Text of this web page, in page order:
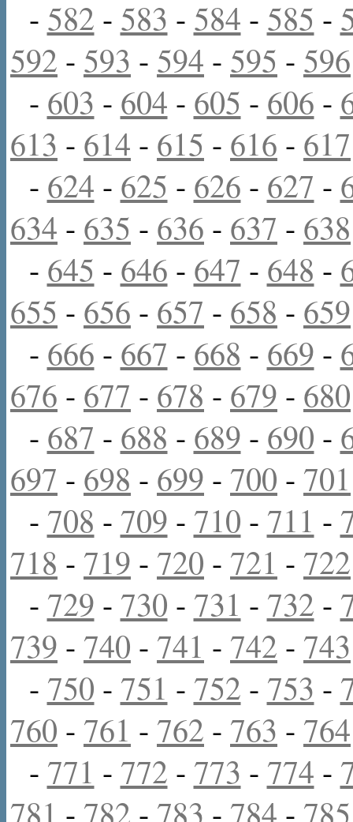
- 582 - 583 - 584 - 585 -
592 - 593 - 594 - 595 - 596
- 603 - 604 - 605 - 606 -
613 - 614 - 615 - 616 - 617
- 624 - 625 - 626 - 627 -
634 - 635 - 636 - 637 - 638
- 645 - 646 - 647 - 648 -
655 - 656 - 657 - 658 - 659
- 666 - 667 - 668 - 669 -
676 - 677 - 678 - 679 - 680
- 687 - 688 - 689 - 690 -
697 - 698 - 699 - 700 - 701
- 708 - 709 - 710 - 711 -
718 - 719 - 720 - 721 - 722
- 729 - 730 - 731 - 732 -
739 - 740 - 741 - 742 - 743
- 750 - 751 - 752 - 753 -
760 - 761 - 762 - 763 - 764
- 771 - 772 - 773 - 774 -
781 - 782 - 783 - 784 - 785